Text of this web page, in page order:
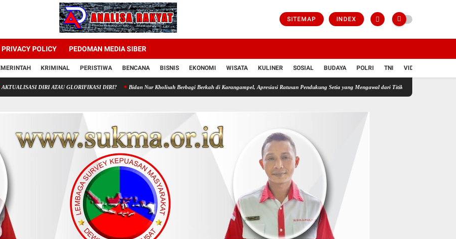
SITEMAP INDEX
PRIVACY POLICY PEDOMAN MEDIA SIBER
KRIMINAL PERISTIWA BENCANA BISNIS EKONOMI WISATA KULINER SOSIAL BUDAYA POLRI TNI VIDIO
DIRI ATAU GLORIFIKASI DIRI? Bidan Nur Kholisah Berbagi Berkah di Karangampel, Apresiasi Ratusan Pendukung Setia yang Mengawal dari Titik Nol Prof DR Sutan Nasomal